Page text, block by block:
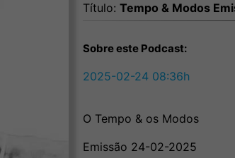
Título: Tempo & Modos
Sobre este Podcast:
2025-02-24 08:36h
O Tempo & os Modos
Emissão 24-02-2025